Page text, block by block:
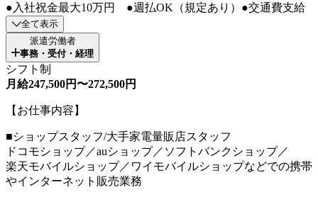
●入社祝金最大10万円 ●週払OK（規定あり）●交通費支給
全て表示
派遣労働者
事務・受付・経理
シフト制
月給247,500円〜272,500円
【お仕事内容】
■ショップスタッフ/大手家電量販店スタッフ
ドコモショップ／auショップ／ソフトバンクショップ／
楽天モバイルショップ／ワイモバイルショップなどでの携帯
やインターネット販売業務